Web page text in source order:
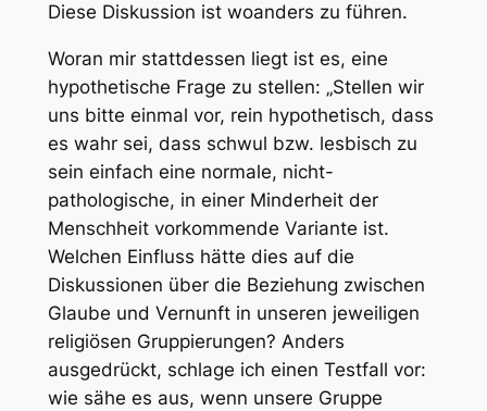
Diese Diskussion ist woanders zu führen.
Woran mir stattdessen liegt ist es, eine
hypothetische Frage zu stellen: „Stellen wir
uns bitte einmal vor, rein hypothetisch, dass
es wahr sei, dass schwul bzw. lesbisch zu
sein einfach eine normale, nicht-
pathologische, in einer Minderheit der
Menschheit vorkommende Variante ist.
Welchen Einfluss hätte dies auf die
Diskussionen über die Beziehung zwischen
Glaube und Vernunft in unseren jeweiligen
religiösen Gruppierungen? Anders
ausgedrückt, schlage ich einen Testfall vor:
wie sähe es aus, wenn unsere Gruppe